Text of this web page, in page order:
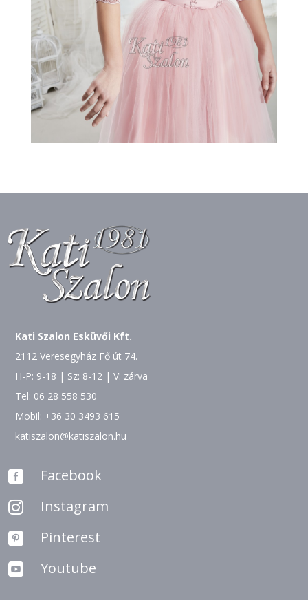
Kati Szalon Esküvői Kft.
2112 Veresegyház Fő út 74.
H-P: 9-18 | Sz: 8-12 | V: zárva
Tel: 06 28 558 530
Mobil: +36 30 3493 615
katiszalon@katiszalon.hu
 Facebook
 Instagram
 Pinterest
 Youtube